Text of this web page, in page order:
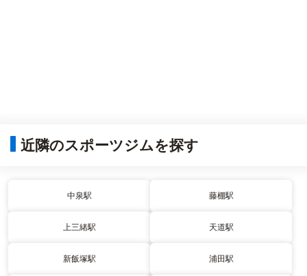
近隣のスポーツジムを探す
中泉駅 藤棚駅
上三緒駅 天道駅
新飯塚駅 浦田駅